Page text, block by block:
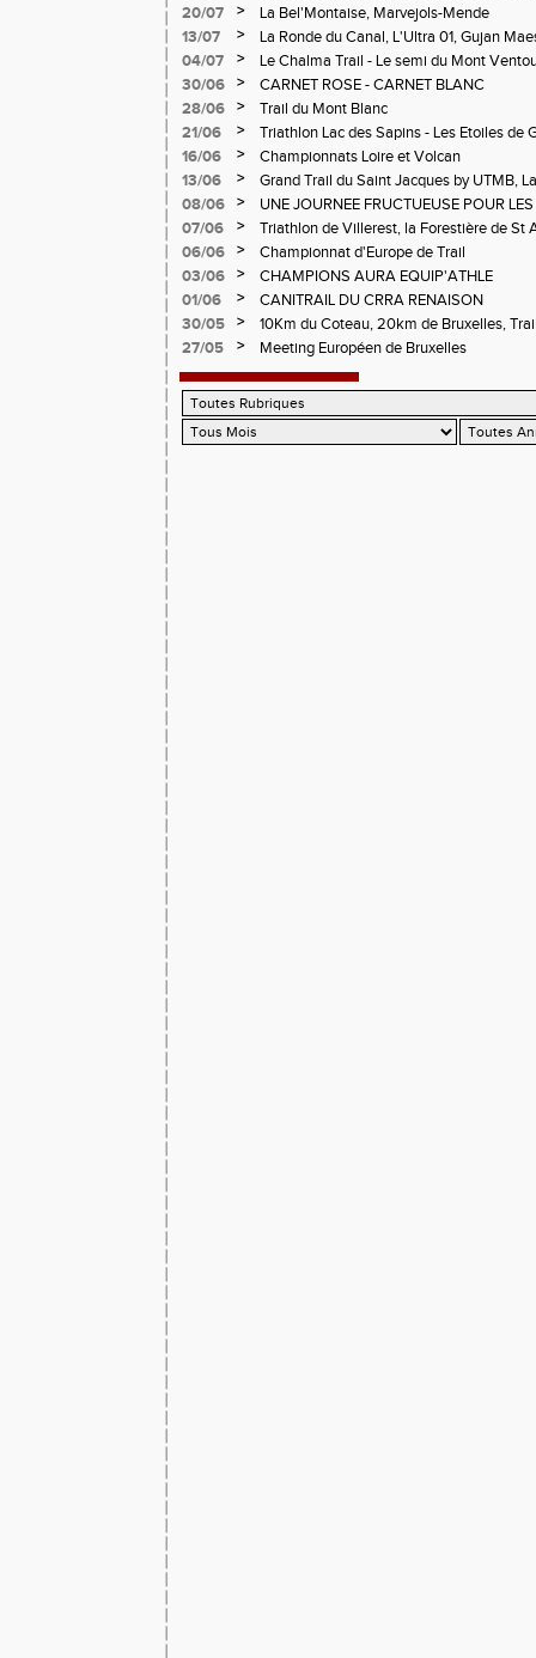
20/07
>
La Bel'Montaise, Marvejols-Mende
13/07
>
La Ronde du Canal, L'Ultra 01, Gujan
04/07
>
Le Chalma Trail - Le semi du Mont
Cublize - Les Passerelles de Monteynard
Pralognon La Vanoise
30/06 >
CARNET ROSE - CARNET BLANC
28/06
>
Trail du Mont Blanc
21/06
>
Triathlon Lac des Sapins - Les Etoiles de
16/06
>
Championnats Loire et Volcan
13/06
>
Grand Trail du Saint Jacques by UTMB,
d'Andrézieux-Bouthéon
08/06 >
UNE JOURNEE FRUCTUEUSE POUR
CHAMPIONNATS DE LA LOIRE A
07/06 >
Triathlon de Villerest, la Forestière de St
Circuit de la Sure, Tour du Pays Roannais
06/06 >
Championnat d'Europe de Trail
03/06
>
CHAMPIONS AURA EQUIP'ATHLE
01/06
>
CANITRAIL DU CRRA RENAISON
30/05
>
10Km du Coteau, 20km de Bruxelles,
Pilatrail
27/05 > Meeting Européen de Bruxelles